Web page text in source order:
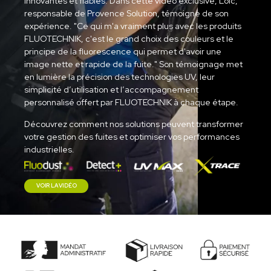
responsable de Provence Solution, témoigne de son
expérience. "Ce qui m'a vraiment plus avec les produits
FLUOTECHNIK, c'est le grand choix des couleurs et le
principe de la fluorescence qui permet d'avoir une
image nette et rapide de la fuite." Son témoignage met
en lumière la précision des technologies UV, leur
simplicité d’utilisation et l’accompagnement
personnalisé offert par FLUOTECHNIK à chaque étape.
Découvrez comment nos solutions peuvent transformer
votre gestion des fuites et optimiser vos performances
industrielles.
VOIR LA VIDÉO